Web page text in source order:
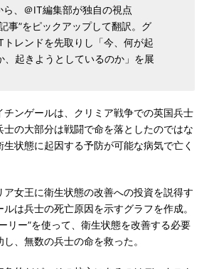
ら、＠IT編集部が独自の視点
事”をピックアップして翻訳。グ
トレンドを先取りし「今、何が起
、起きようとしているのか」を展
ンゲールは、クリミア戦争での英国兵士
の大部分は戦闘で命を落としたのではな
生状態に起因する予防が可能な病気で亡く
女王に衛生状態の改善への投資を説得す
は兵士の死亡原因を示すグラフを作成。
リー”を使って、衛生状態を改善する必要
、無数の兵士の命を救った。